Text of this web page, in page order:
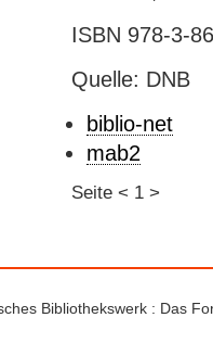
ISBN 978-3-
Quelle: DNB
biblio-net
mab2
Seite < 1 >
Bibliothekswerk : Das